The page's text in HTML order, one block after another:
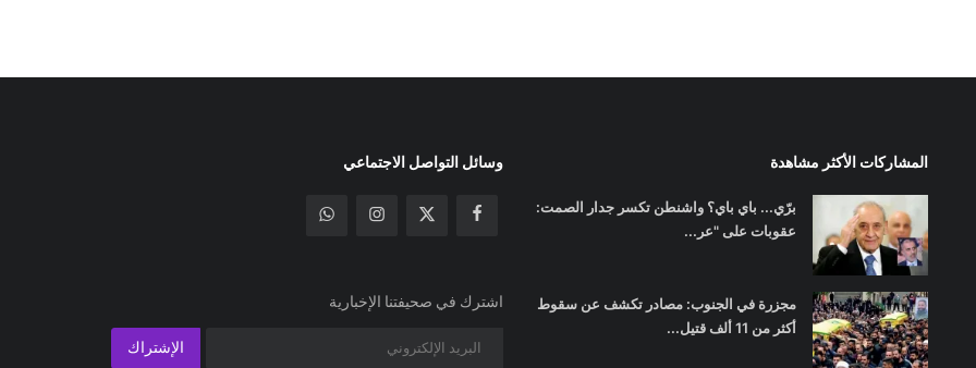
المشاركات الأكثر مشاهدة
برّي... باي باي؟ واشنطن تكسر جدار الصمت:
عقوبات على "عر...
مجزرة في الجنوب: مصادر تكشف عن سقوط
أكثر من 11 ألف قتيل...
وسائل التواصل الاجتماعي
اشترك في صحيفتنا الإخبارية
الإشتراك